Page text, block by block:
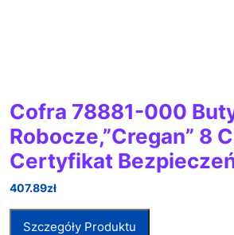
Cofra 78881-000
Robocze,”Cregan” 8
Certyfikat
407.89zł
Szczegóły Produktu